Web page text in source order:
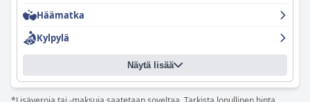
AamiainenMelas Hotel Istanbul
poikkeuksellisesta laadustaan ja valikoimastaan, tarjoten
runsaan valikoiman, joka palvelee monipuolisia makuja tuoreilla,
paikallisilla tuotteilla ja kansainvälisillä keittiöillä. Vieraat
nauttivat runsaasta valikoimasta, johon kuuluu munakkaita,
pannukakkuja, hedelmiä ja tuoremehuja, vaikka jotkut
mainitsevat ajoittaisen ahtauden ja tarjonnan toistumisen.
Häämatka
Kylpylä
Näytä lisää